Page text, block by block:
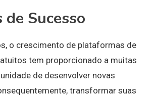
Sucesso
o crescimento de plataformas de
tem proporcionado a muitas
de desenvolver novas
transformar suas